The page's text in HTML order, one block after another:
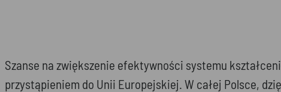
Szanse na zwiększenie efektywności systemu
przystąpieniem do Unii Europejskiej. W całej Polsce,